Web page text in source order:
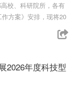
校、科研院所，各有
方案》安排，现将20
2026年度科技型